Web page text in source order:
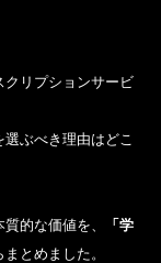
リプションサービ
ぶべき理由はどこ
的な価値を、
「学
とめました。